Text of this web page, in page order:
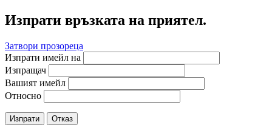
Изпрати връзката на приятел.
Затвори прозореца
Изпрати имейл на
Изпращач
Вашият имейл
Относно
Изпрати Отказ